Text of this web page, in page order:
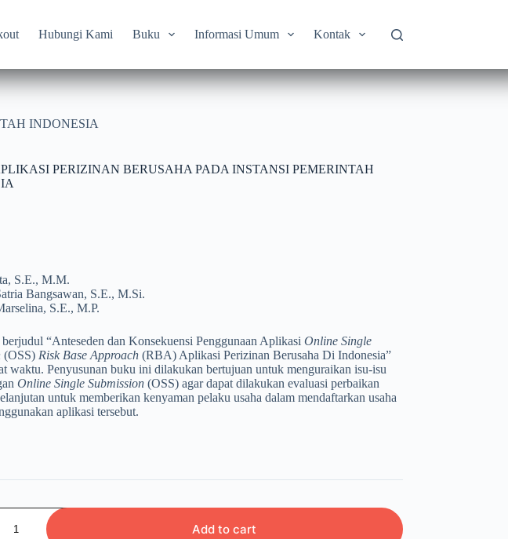
Hubungi Kami Buku Informasi Umum Kontak
INDONESIA
PERIZINAN BERUSAHA PADA INSTANSI PEMERINTAH
S.E., M.M.
Bangsawan, S.E., M.Si.
S.E., M.P.
“Anteseden dan Konsekuensi Penggunaan Aplikasi Online Single
(OSS) Risk Base Approach(RBA) Aplikasi Perizinan Berusaha Di Indonesia”
waktu. Penyusunan buku ini dilakukan bertujuan untuk menguraikan isu-isu
Online Single Submission(OSS) agar dapat dilakukan evaluasi perbaikan
untuk memberikan kenyaman pelaku usaha dalam mendaftarkan usaha
aplikasi tersebut.
Add to cart